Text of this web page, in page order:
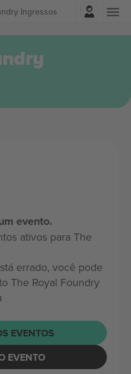
Ingressos
Entrar
evento.
ativos para The
errado, você pode
The Royal Foundry
EVENTOS
EVENTO